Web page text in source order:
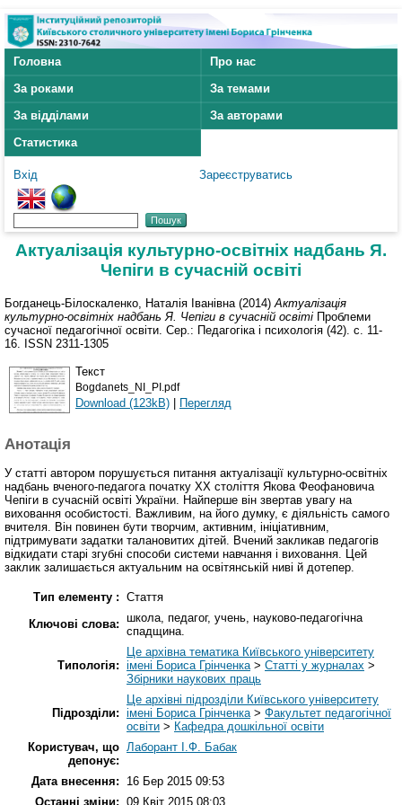
Головна
Про нас
За роками
За темами
За відділами
За авторами
Статистика
Вхід Зареєструватись
Актуалізація культурно-освітніх надбань Я.
Чепіги в сучасній освіті
Богданець-Білоскаленко, Наталія Іванівна (2014) Актуалізація
культурно-освітніх надбань Я. Чепіги в сучасній освіті Проблеми
сучасної педагогічної освіти. Сер.: Педагогіка і психологія (42). с. 11-
16. ISSN 2311-1305
Текст
Bogdanets_NI_PI.pdf
Download (123kB) | Перегляд
Анотація
У статті автором порушується питання актуалізації культурно-освітніх
надбань вченого-педагога початку ХХ століття Якова Феофановича
Чепіги в сучасній освіті України. Найперше він звертав увагу на
виховання особистості. Важливим, на його думку, є діяльність самого
вчителя. Він повинен бути творчим, активним, ініціативним,
підтримувати задатки талановитих дітей. Вчений закликав педагогів
відкидати старі згубні способи системи навчання і виховання. Цей
заклик залишається актуальним на освітянській ниві й дотепер.
Тип елементу : Стаття
Ключові слова: школа, педагог, учень, науково-педагогічна
спадщина.
Типологія:
Це архівна тематика Київського університету
імені Бориса Грінченка> Статті у журналах >
Збірники наукових праць
Підрозділи:
Це архівні підрозділи Київського університету
імені Бориса Грінченка> Факультет педагогічної
освіти > Кафедра дошкільної освіти
Користувач, що
депонує:
Лаборант І.Ф. Бабак
Дата внесення:
16 Бер 2015 09:53
Останні зміни: 09 Квіт 2015 08:03